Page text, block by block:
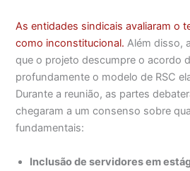
As entidades sindicais avaliaram o
como inconstitucional. Além disso,
que o projeto descumpre o acordo
profundamente o modelo de RSC
Durante a reunião, as partes
chegaram a um consenso sobre
fundamentais:
Inclusão de servidores em